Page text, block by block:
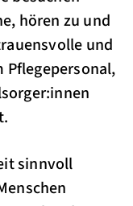
hören zu und
und
sinnvoll